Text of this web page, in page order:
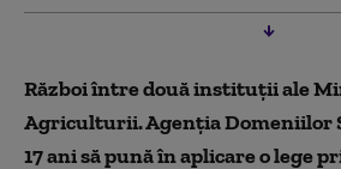
Război între două instituții ale
Agriculturii. Agenția Domeniilor
17 ani să pună în aplicare o lege